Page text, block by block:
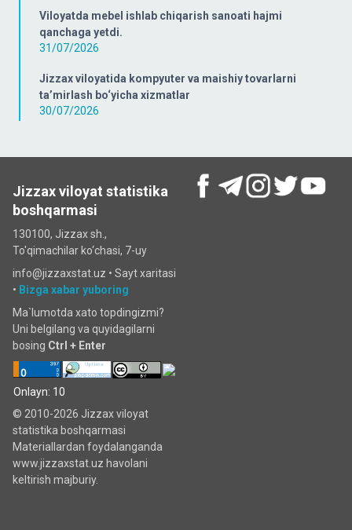
Viloyatda mebel ishlab chiqarish sanoati hajmi
qanchaga yetdi.
31/07/2026
Jizzax viloyatida kompyuter va maishiy tovarlarni
ta’mirlash bo‘yicha xizmatlar
30/07/2026
Jizzax viloyat statistika
boshqarmasi
130100, Jizzax sh.,
To'qimachilar ko‘chаsi, 7-uy
info@jizzaxstat.uz • Sayt xaritasi
• Bizga xabar yuboring
Ma`lumotda xato topdingizmi?
Uni belgilang va quyidagilarni
bosing Ctrl + Enter
Onlayn: 10
© 2010-2026 Jizzax viloyat
statistika boshqarmasi
Materiallardan foydalanganda
www.jizzaxstat.uz havolani
keltirish majburiy.